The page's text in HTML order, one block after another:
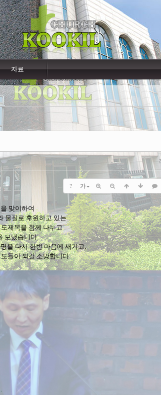
자료
? 가
맞이하여
물질로 후원하고 있는
제목을 함께 나누고
보냈습니다.
을 다시 한번 마음에 새기고,
들이 되길 소망합니다